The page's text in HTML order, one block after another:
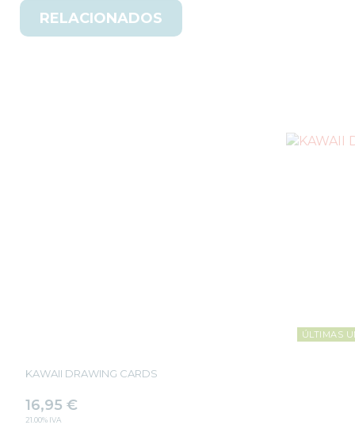
RELACIONADOS
ÚLTIMAS
KAWAII DRAWING CARDS
16,95 €
21.00% IVA